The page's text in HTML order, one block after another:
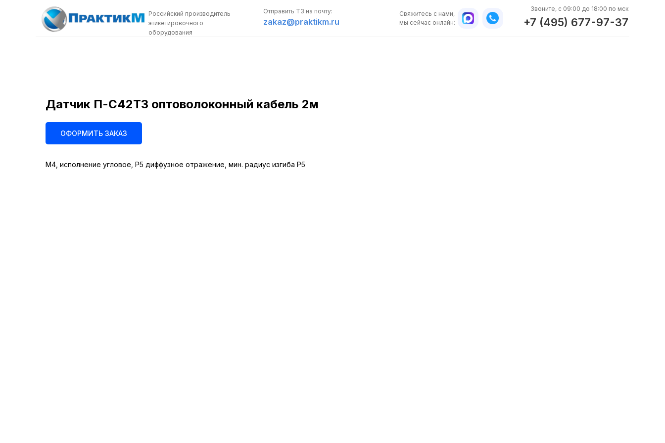
Российский производитель
этикетировочного
оборудования
zakaz@praktikm.ru
Звоните, с 09:00 до 18:00 по мск
+7 (495) 677-97-37
Отправить ТЗ на почту:
Свяжитесь с нами,
мы сейчас онлайн:
Датчик П-С42ТЗ оптоволоконный кабель 2м
ОФОРМИТЬ ЗАКАЗ
М4, исполнение угловое, Р5 диффузное отражение, мин. радиус изгиба Р5